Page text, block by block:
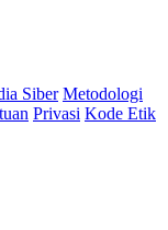
Siber Metodologi
Privasi Kode Etik